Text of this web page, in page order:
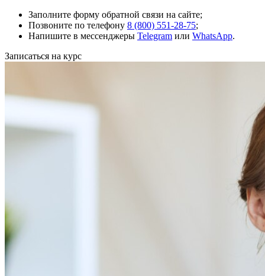
Заполните форму обратной связи на сайте;
Позвоните по телефону 8 (800) 551-28-75;
Напишите в мессенджеры Telegram или WhatsApp.
Записаться на курс